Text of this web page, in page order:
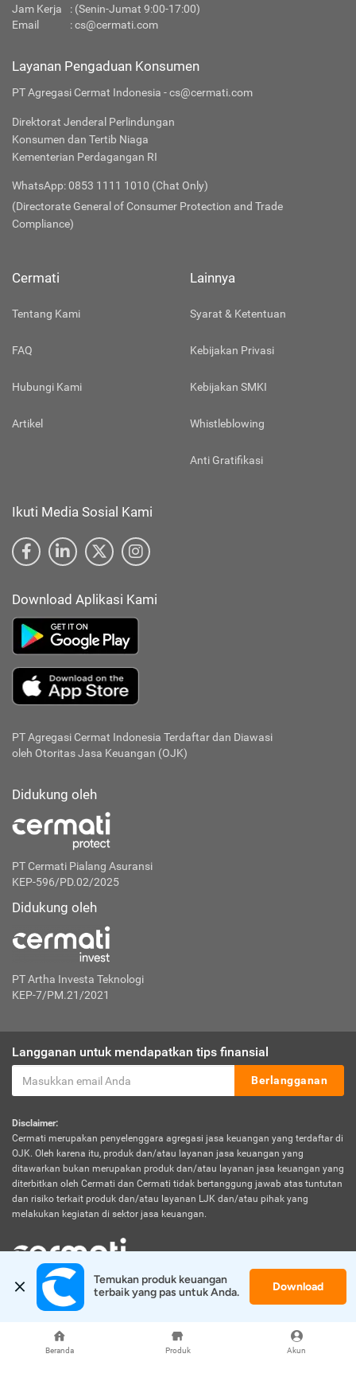
Beranda Produk Akun
Jam Kerja
: (Senin-Jumat 9:00-17:00)
Email
:cs@cermati.com
Layanan Pengaduan Konsumen
PT Agregasi Cermat Indonesia - cs@cermati.com
Direktorat Jenderal Perlindungan
Konsumen dan Tertib Niaga
Kementerian Perdagangan RI
WhatsApp: 0853 1111 1010 (Chat Only)
(Directorate General of Consumer Protection and Trade
Compliance)
Cermati
Tentang Kami
FAQ
Hubungi Kami
Artikel
Lainnya
Syarat & Ketentuan
Kebijakan Privasi
Kebijakan SMKI
Whistleblowing
Anti Gratifikasi
Ikuti Media Sosial Kami
Download Aplikasi Kami
PT Agregasi Cermat Indonesia Terdaftar dan Diawasi
oleh Otoritas Jasa Keuangan (OJK)
Didukung oleh
PT Cermati Pialang Asuransi
KEP-596/PD.02/2025
Didukung oleh
PT Artha Investa Teknologi
KEP-7/PM.21/2021
Langganan untuk mendapatkan tips finansial
Berlangganan
Disclaimer:
Cermati merupakan penyelenggara agregasi jasa keuangan yang terdaftar di
OJK. Oleh karena itu, produk dan/atau layanan jasa keuangan yang
ditawarkan bukan merupakan produk dan/atau layanan jasa keuangan yang
diterbitkan oleh Cermati dan Cermati tidak bertanggung jawab atas tuntutan
dan risiko terkait produk dan/atau layanan LJK dan/atau pihak yang
melakukan kegiatan di sektor jasa keuangan.
© 2026 Cermati. All Rights Reserved.
Temukan produk keuangan
terbaik yang pas untuk Anda.
Download